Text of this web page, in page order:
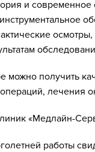
и
можно получить
лечения
«Медлайн-
работы